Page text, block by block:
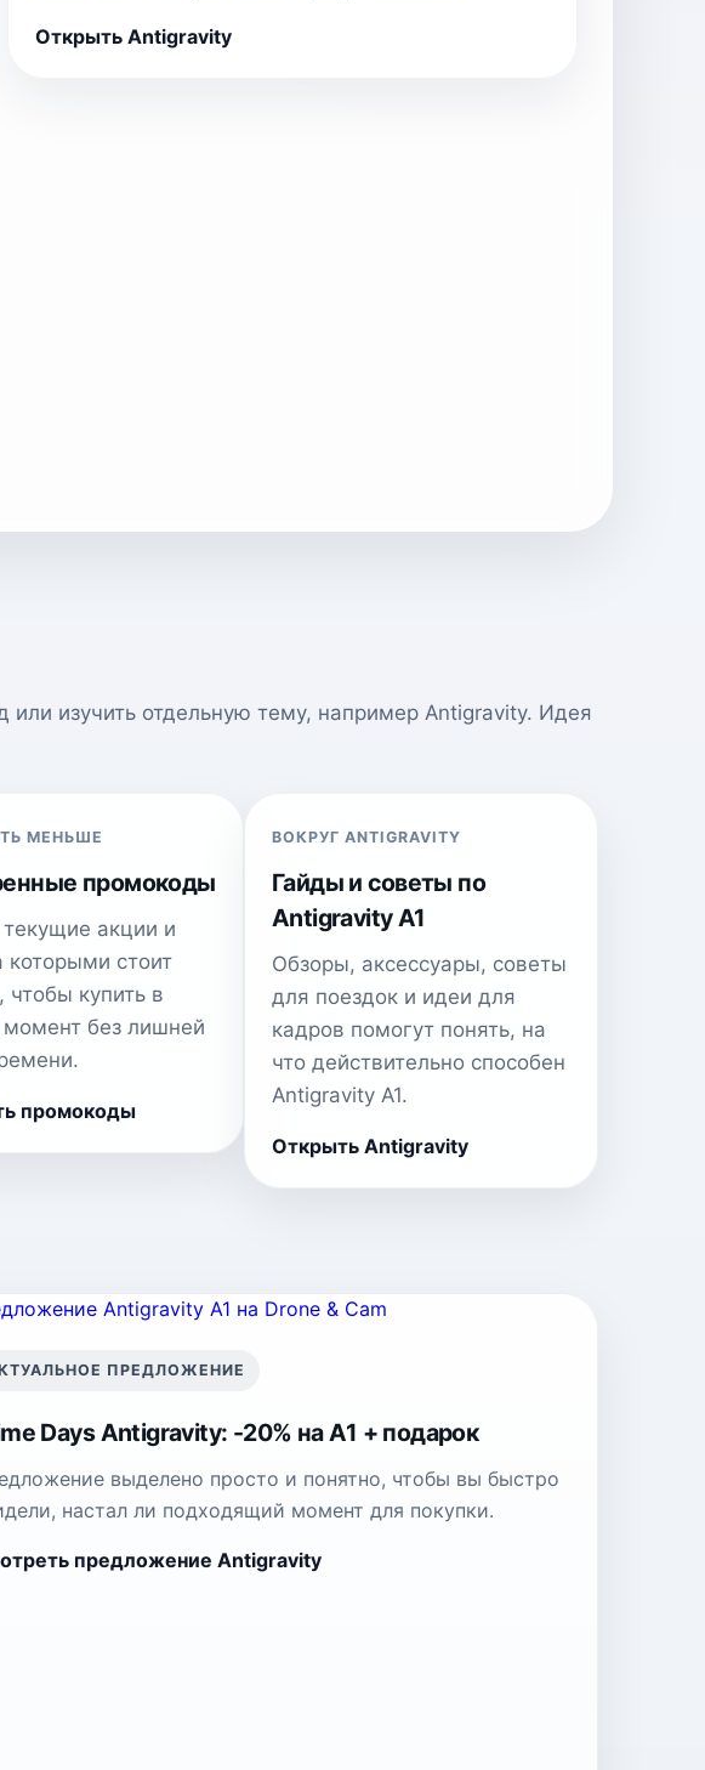
Открыть Antigravity
изучить отдельную тему, например Antigravity. Идея
МЕНЬШЕ
промокоды
акции и
которыми стоит
чтобы купить в
без лишней
промокоды
ВОКРУГ ANTIGRAVITY
Гайды и советы по
Antigravity A1
Обзоры, аксессуары, советы
для поездок и идеи для
кадров помогут понять, на
что действительно способен
Antigravity A1.
Открыть Antigravity
ПРЕДЛОЖЕНИЕ
Days Antigravity: -20% на A1 + подарок
выделено просто и понятно, чтобы вы быстро
настал ли подходящий момент для покупки.
предложение Antigravity